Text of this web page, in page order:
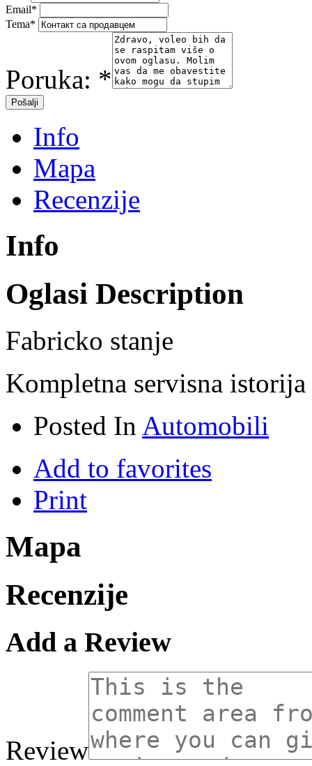
Email*
Tema*
Poruka: *
Info
Mapa
Recenzije
Info
Oglasi Description
Fabricko stanje
Kompletna servisna istorija
Posted In Automobili
Add to favorites
Print
Mapa
Recenzije
Add a Review
Review